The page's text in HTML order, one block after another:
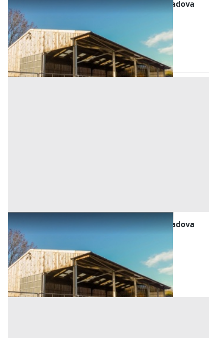
Fabbricati per Attività Agricole all'asta a Padova
Merlara (Padova)
Offerta minima
82.500 €
Codice asta:AJ7102423
Asta chiusa
Fabbricati per Attività Agricole all'asta a Padova
Merlara (Padova)
Offerta minima
287.520 €
Codice asta:AJ776867
Asta chiusa